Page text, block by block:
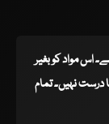
اس مواد کو بغیر
نہیں۔ تمام